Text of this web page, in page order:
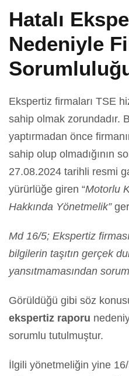
Hatalı
Nedeniyle
Ekspertiz firmaları TSE
sahip olmak zorundadır.
yaptırmadan önce
sahip olup olmadığının
27.08.2024 tarihli resmi
yürürlüğe giren “Motorlu
Hakkında Yönetmelik”
Md 16/5; Ekspertiz
bilgilerin taşıtın gerçek
yansıtmamasından
Görüldüğü gibi söz
ekspertiz raporu
sorumlu tutulmuştur.
İlgili yönetmeliğin yine